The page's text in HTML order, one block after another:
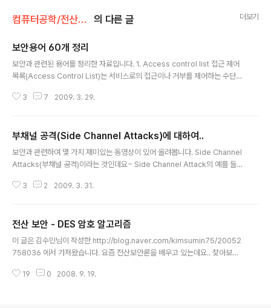
컴퓨터공학/전산보안론 의 다른 글 더보기
보안용어 60개 정리
보안과 관련된 용어를 정리한 자료입니다. 1. Access control list 접근 제어
목록(Access Control List)는 서비스로의 접근이나 거부를 제어하는 수단으
사용자를 지정한다. ACL에서는 일반적으로 접근할 수 있는 사용자와 사용할
한을 부여한 것이다. 2. Access matrix 1971년 Butler W. Lampson에 의
해 처음 소개되었으며, 운영체제(OS)의 보호 메커니즘에서 일반적으로 사용되
고 있다. 이것은 주체와 객체의..
3 7 2009. 3. 29.
부채널 공격(Side Channel Attacks)에 대하여..
보안과 관련하여 몇 가지 재미있는 동영상이 있어 올려봅니다. Side Channel
Attacks(부채널 공격)이라는 것인데요~ Side Channel Attack의 예를 들
한다든지.. 파워 사용량 즉, 에너지 소비에 따라 알고리즘과 키를 파악하는 것들
니다. 첫번째 동영상은 같은 방에서 전자파로만 입력한 패스워드를 알아내는 것
이구요 두번째 동영상은 서로 다른 방에서 벽을 통과하는 전자파로 입력한 패스
워드를 알아내는 겁니다. (영상이 약간 끊기기도 하구.. 첫번째 영상은 45초 정
3 2 2009. 3. 31.
전산 보안 - DES 암호 알고리즘
이 글은 김수민님이 작성한 http://blog.naver.com/kimsumin75/20052
758036 에서 가져왔습니다. 요즘 전산보안론을 배우고 있는데요.. 찾아보니
이 많이 됩니다. ======================================
19 0 2008. 9. 19.